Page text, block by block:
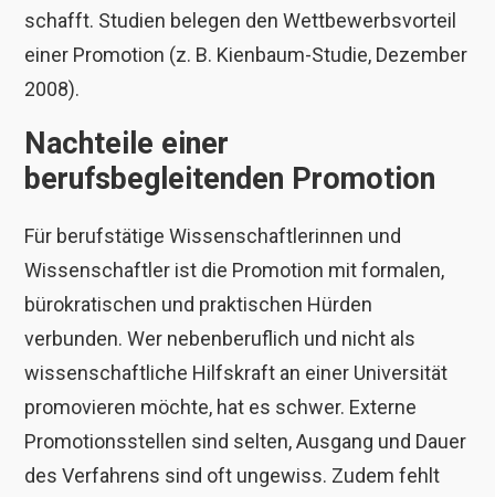
schafft. Studien belegen den Wettbewerbsvorteil
einer Promotion (z. B. Kienbaum-Studie, Dezember
2008).
Nachteile einer
berufsbegleitenden Promotion
Für berufstätige Wissenschaftlerinnen und
Wissenschaftler ist die Promotion mit formalen,
bürokratischen und praktischen Hürden
verbunden. Wer nebenberuflich und nicht als
wissenschaftliche Hilfskraft an einer Universität
promovieren möchte, hat es schwer. Externe
Promotionsstellen sind selten, Ausgang und Dauer
des Verfahrens sind oft ungewiss. Zudem fehlt